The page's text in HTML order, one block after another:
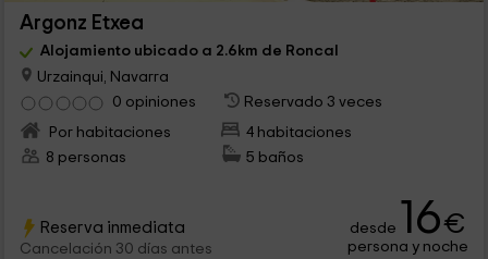
Argonz Etxea
Alojamiento ubicado a 2.6km de Roncal
Urzainqui, Navarra
0 opiniones
Reservado 3 veces
Por habitaciones
4 habitaciones
8 personas
5 baños
Reserva inmediata
Cancelación 30 días antes
desde 16€
persona y noche